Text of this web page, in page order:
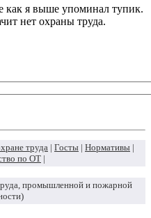
как я выше упоминал тупик.
нет охраны труда.
труда | Госты | Нормативы |
по ОТ |
промышленной и пожарной